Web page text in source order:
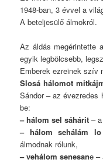
1948-ban, 3 évvel a
A beteljesülő álmokról.
Az áldás megérintette
egyik legbölcsebb,
Emberek ezreinek szív
Slosá hálomot
Sándor – az évezredes
be:
– hálom sel sáhárit –
– hálom sehálám lo
álmodnak rólunk,
– vehálom senesane –